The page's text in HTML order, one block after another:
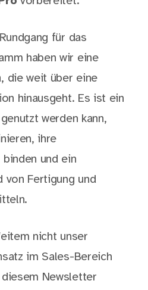
für das
haben wir eine
die weit über eine
hinausgeht. Es ist ein
werden kann,
ihre
und ein
von Fertigung und
nicht unser
im Sales-Bereich
Newsletter